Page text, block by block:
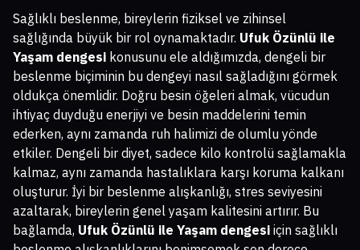
Sağlıklı beslenme, bireylerin fiziksel ve zihinsel
sağlığında büyük bir rol oynamaktadır. Ufuk Özünlü ile
Yaşam dengesi konusunu ele aldığımızda, dengeli bir
beslenme biçiminin bu dengeyi nasıl sağladığını görmek
oldukça önemlidir. Doğru besin öğeleri almak, vücudun
ihtiyaç duyduğu enerjiyi ve besin maddelerini temin
ederken, aynı zamanda ruh halimizi de olumlu yönde
etkiler. Dengeli bir diyet, sadece kilo kontrolü sağlamakla
kalmaz, aynı zamanda hastalıklara karşı koruma kalkanı
oluşturur. İyi bir beslenme alışkanlığı, stres seviyesini
azaltarak, bireylerin genel yaşam kalitesini artırır. Bu
bağlamda, Ufuk Özünlü ile Yaşam dengesi için sağlıklı